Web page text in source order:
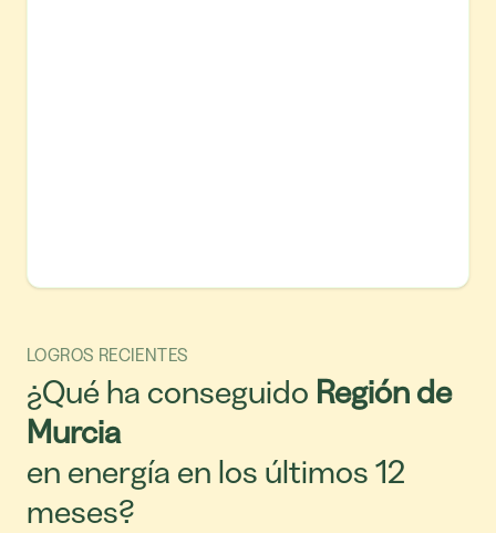
LOGROS RECIENTES
¿Qué ha conseguido Región de
Murcia
en energía en los últimos 12
meses?